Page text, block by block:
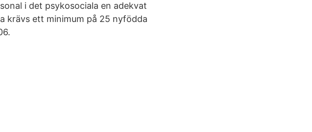
i det psykosociala en adekvat
krävs ett minimum på 25 nyfödda